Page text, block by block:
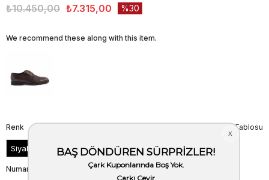
₺10.450,00 ₺7.315,00 30
We recommend these along with this item.
Beden Tablosu
Renk
Siyah
Numara